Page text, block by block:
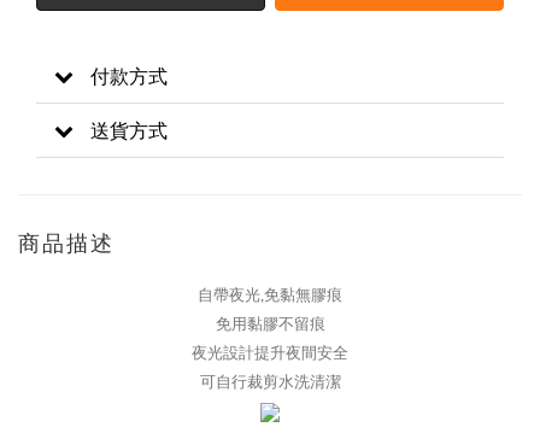
付款方式
送貨方式
商品描述
自帶夜光,免黏無膠痕
免用黏膠不留痕
夜光設計提升夜間安全
可自行裁剪水洗清潔